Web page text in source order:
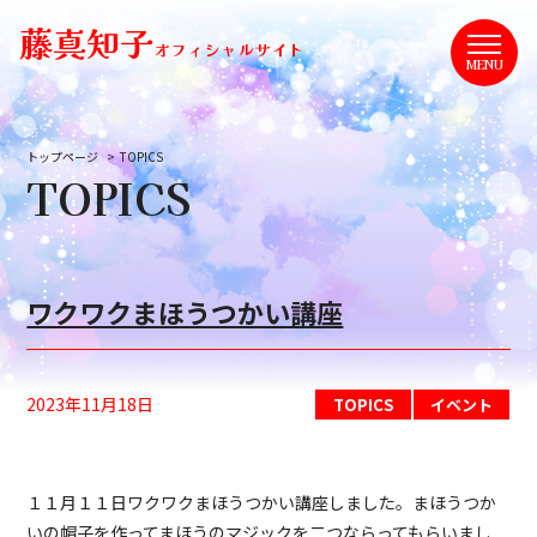
藤真知子オフィシャルサイト
MENU
トップページ TOPICS
TOPICS
ワクワクまほうつかい講座
2023年11月18日 TOPICS イベント
１１月１１日ワクワクまほうつかい講座しました。まほうつか
いの帽子を作ってまほうのマジックを二つならってもらいまし